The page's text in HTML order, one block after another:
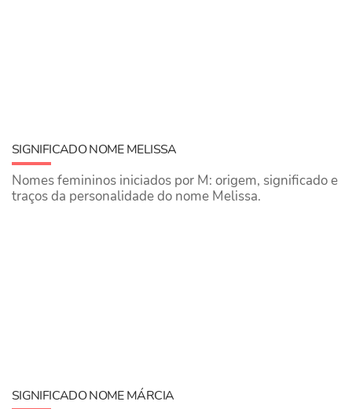
SIGNIFICADO NOME MELISSA
Nomes femininos iniciados por M: origem, significado e
traços da personalidade do nome Melissa.
SIGNIFICADO NOME MÁRCIA